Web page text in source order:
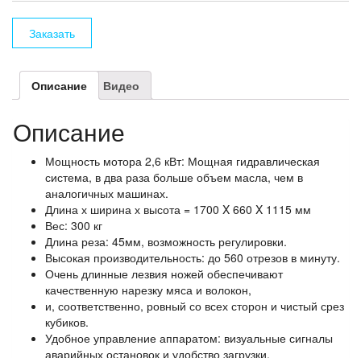
Заказать
Описание Видео
Описание
Мощность мотора 2,6 кВт: Мощная гидравлическая
система, в два раза больше объем масла, чем в
аналогичных машинах.
Длина х ширина х высота = 1700 X 660 X 1115 мм
Вес: 300 кг
Длина реза: 45мм, возможность регулировки.
Высокая производительность: до 560 отрезов в минуту.
Очень длинные лезвия ножей обеспечивают
качественную нарезку мяса и волокон,
и, соответственно, ровный со всех сторон и чистый срез
кубиков.
Удобное управление аппаратом: визуальные сигналы
аварийных остановок и удобство загрузки.